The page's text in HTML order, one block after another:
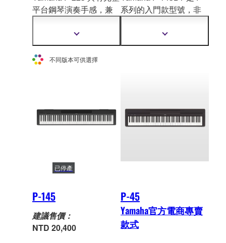
平台鋼琴演奏手感，兼
位鋼琴，精巧的琴身以
及彈奏的豐富功能。
顯
示
多
不同版本可供選擇
系列的入門款型號，非
必備音色和功能
的精巧型可攜式數位鋼
顯
示
P-145
已停產
建議售價：
NTD 20,400
P-45
Yamaha官方電商專賣
款式